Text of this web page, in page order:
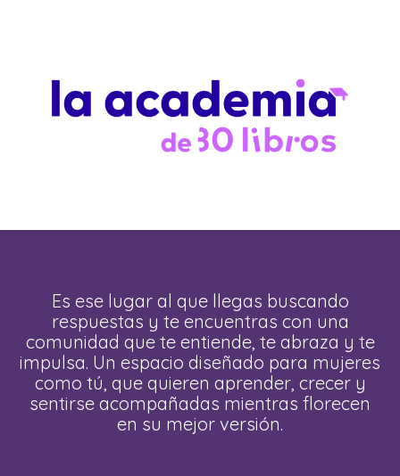
Es ese lugar al que llegas buscando
respuestas y te encuentras con una
comunidad que te entiende, te abraza y te
impulsa. Un espacio diseñado para mujeres
como tú, que quieren aprender, crecer y
sentirse acompañadas mientras florecen
en su mejor versión.